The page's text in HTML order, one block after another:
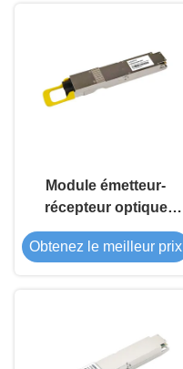
Module émetteur-
récepteur optique
OSFP 800G 1310nm
DR8
Obtenez le meilleur prix